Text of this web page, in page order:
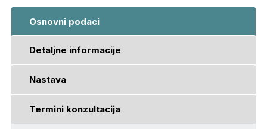
Osnovni podaci
Detaljne informacije
Nastava
Termini konzultacija